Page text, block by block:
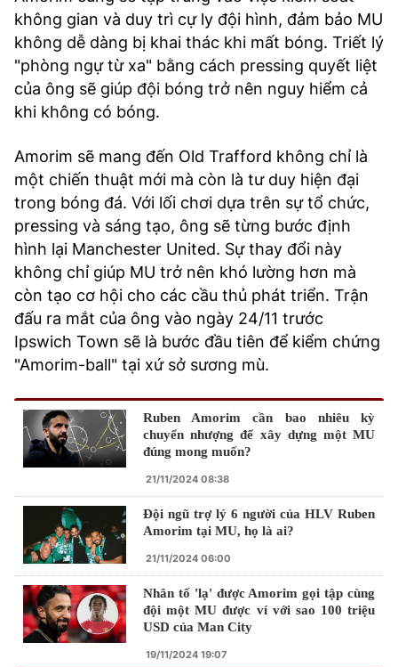
không gian và duy trì cự ly đội hình, đảm bảo MU
không dễ dàng bị khai thác khi mất bóng. Triết lý
"phòng ngự từ xa" bằng cách pressing quyết liệt
của ông sẽ giúp đội bóng trở nên nguy hiểm cả
khi không có bóng.
Amorim sẽ mang đến Old Trafford không chỉ là
một chiến thuật mới mà còn là tư duy hiện đại
trong bóng đá. Với lối chơi dựa trên sự tổ chức,
pressing và sáng tạo, ông sẽ từng bước định
hình lại Manchester United. Sự thay đổi này
không chỉ giúp MU trở nên khó lường hơn mà
còn tạo cơ hội cho các cầu thủ phát triển. Trận
đấu ra mắt của ông vào ngày 24/11 trước
Ipswich Town sẽ là bước đầu tiên để kiểm chứng
"Amorim-ball" tại xứ sở sương mù.
Ruben Amorim cần bao nhiêu kỳ
chuyển nhượng để xây dựng một MU
đúng mong muốn?
21/11/2024 08:38
Đội ngũ trợ lý 6 người của HLV Ruben
Amorim tại MU, họ là ai?
21/11/2024 06:00
Nhân tố 'lạ' được Amorim gọi tập cùng
đội một MU được ví với sao 100 triệu
USD của Man City
19/11/2024 19:07